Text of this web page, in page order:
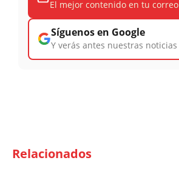
El mejor contenido en tu correo
Síguenos en Google
Y verás antes nuestras noticias
Relacionados